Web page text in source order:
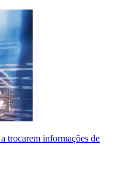
trocarem informações de